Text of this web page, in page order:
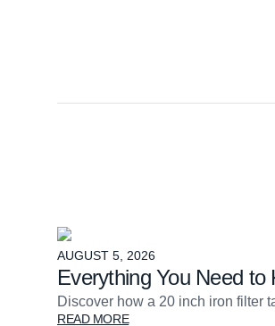
AUGUST 5, 2026
Everything You Need
Discover how a 20 inch iron
READ MORE